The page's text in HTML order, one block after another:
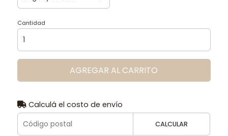
Cantidad
AGREGAR AL CARRITO
Calculá el costo de envío
CALCULAR